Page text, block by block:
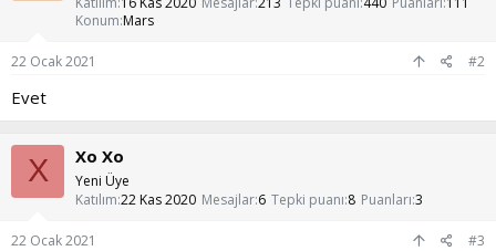
Konum Mars
22 Ocak 2021 #2
Evet
X Xo Xo
Yeni Üye
Katılım 22 Kas 2020 Mesajlar 6 Tepki puanı 8 Puanları 3
22 Ocak 2021 #3